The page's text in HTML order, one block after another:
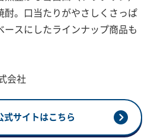
酎。口当たりがやさしくさっぱ
ースにしたラインナップ商品も
会社
式サイトはこちら